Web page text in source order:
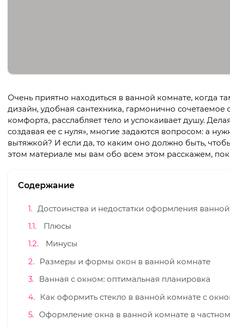
Очень приятно находиться в ванной комнате, когда
дизайн, удобная сантехника, гармонично
комфорта, расслабляет тело и успокаивает душу.
создавая ее с нуля», многие задаются вопросом: а
вытяжкой? И если да, то каким оно должно быть,
этом материале мы вам обо всем этом расскажем,
Содержание
Достоинства и недостатки оформления
Плюсы
Минусы
Размеры и формы окон в ванной комнате
Ванная с окном: оптимальная планировка
Как оформить стекло в ванной комнате с
Оформление окна в ванной комнате в